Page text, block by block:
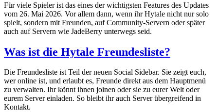
Für viele Spieler ist das eines der wichtigsten Features des Updates
vom 26. Mai 2026. Vor allem dann, wenn ihr Hytale nicht nur solo
spielt, sondern mit Freunden, auf Community-Servern oder später
auch auf Servern wie JadeBerry unterwegs seid.
Was ist die Hytale Freundesliste?
Die Freundesliste ist Teil der neuen Social Sidebar. Sie zeigt euch,
wer online ist, und erlaubt es, Freunde direkt aus dem Hauptmenü
zu verwalten. Ihr könnt ihnen joinen oder sie zu eurer Welt oder
eurem Server einladen. So bleibt ihr auch Server übergreifend in
Kontakt.